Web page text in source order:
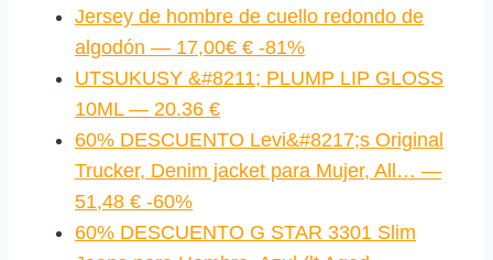
Jersey de hombre de cuello redondo de
algodón — 17,00€ € -81%
UTSUKUSY &#8211; PLUMP LIP GLOSS
10ML — 20.36 €
60% DESCUENTO Levi&#8217;s Original
Trucker, Denim jacket para Mujer, All… —
51,48 € -60%
60% DESCUENTO G STAR 3301 Slim